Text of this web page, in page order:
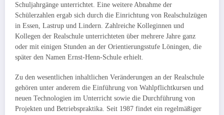
Schuljahrgänge unterrichtet. Eine weitere Abnahme der
Schülerzahlen ergab sich durch die Einrichtung von Realschulzügen
in Essen, Lastrup und Lindern. Zahlreiche Kolleginnen und
Kollegen der Realschule unterrichteten über mehrere Jahre ganz
oder mit einigen Stunden an der Orientierungsstufe Löningen, die
später den Namen Ernst-Henn-Schule er­hielt.
Zu den wesentlichen inhaltlichen Veränderungen an der Realschule
gehören unter anderem die Einführung von Wahlpflichtkursen und
neuen Technologien im Unterricht sowie die Durchführung von
Pro­jekten und Betriebspraktika. Seit 1987 findet ein regelmäßiger